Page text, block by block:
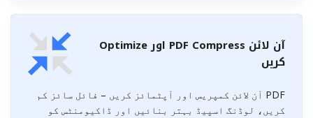
آن لائن PDF Compress اور Optimize
کریں
PDF آن لائن کمپریس اور آپٹمائز کریں – فائل سائز کم
کریں، لوڈنگ اسپیڈ بہتر بنائیں اور ڈاکیومنٹس کو